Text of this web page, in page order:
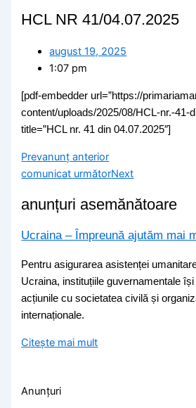
HCL NR 41/04.07.2025
august 19, 2025
1:07 pm
[pdf-embedder url=”https://
content/uploads/2025/08/HCL-nr.-41-
title=”HCL nr. 41 din 04.07.2025″]
Prevanunț anterior
comunicat următorNext
anunțuri asemănătoare
Ucraina – Împreună ajutăm mai
Pentru asigurarea asistenței
Ucraina, instituțiile guvernamentale
acțiunile cu societatea civilă și
internaționale.
Citește mai mult
Anunțuri